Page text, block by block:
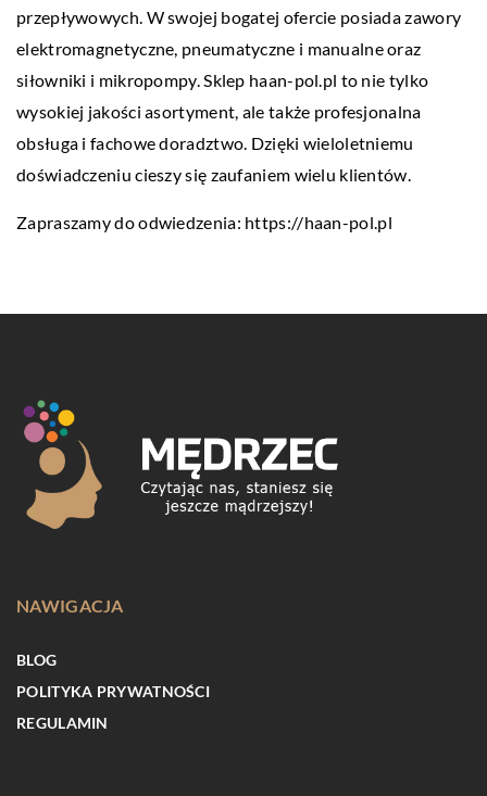
przepływowych. W swojej bogatej ofercie posiada zawory
elektromagnetyczne, pneumatyczne i manualne oraz
siłowniki i mikropompy. Sklep haan-pol.pl to nie tylko
wysokiej jakości asortyment, ale także profesjonalna
obsługa i fachowe doradztwo. Dzięki wieloletniemu
doświadczeniu cieszy się zaufaniem wielu klientów.
Zapraszamy do odwiedzenia: https://haan-pol.pl
NAWIGACJA
BLOG
POLITYKA PRYWATNOŚCI
REGULAMIN